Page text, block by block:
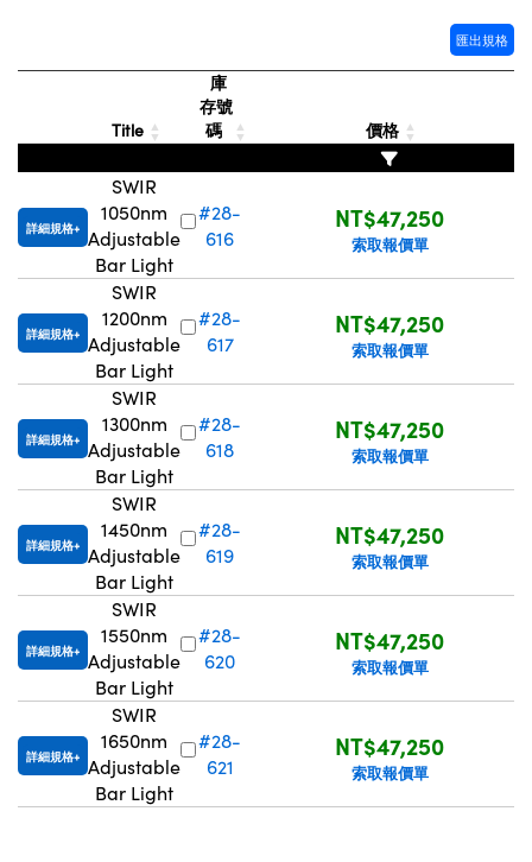
匯出規格
Title
庫
存號
碼
價格
詳細規格
SWIR
1050nm
Adjustable
Bar Light
#28-
616
NT$47,250
索取報價單
詳細規格
SWIR
1200nm
Adjustable
Bar Light
#28-
617
NT$47,250
索取報價單
詳細規格
SWIR
1300nm
Adjustable
Bar Light
#28-
618
NT$47,250
索取報價單
詳細規格
SWIR
1450nm
Adjustable
Bar Light
#28-
619
NT$47,250
索取報價單
詳細規格
SWIR
1550nm
Adjustable
Bar Light
#28-
620
NT$47,250
索取報價單
詳細規格
SWIR
1650nm
Adjustable
Bar Light
#28-
621
NT$47,250
索取報價單